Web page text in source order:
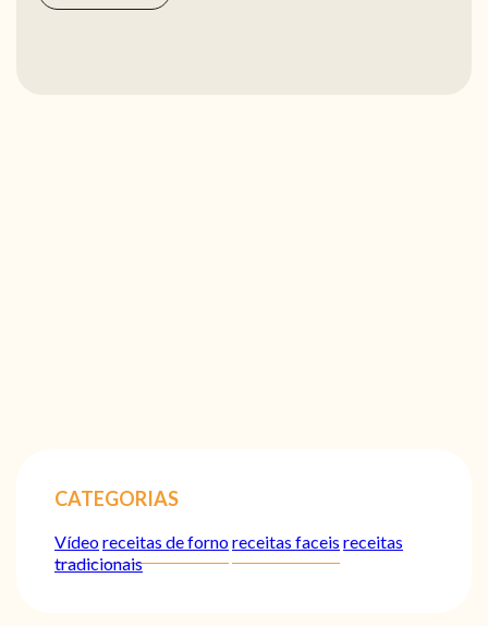
CATEGORIAS
Vídeoreceitas de fornoreceitas faceis receitas
tradicionais